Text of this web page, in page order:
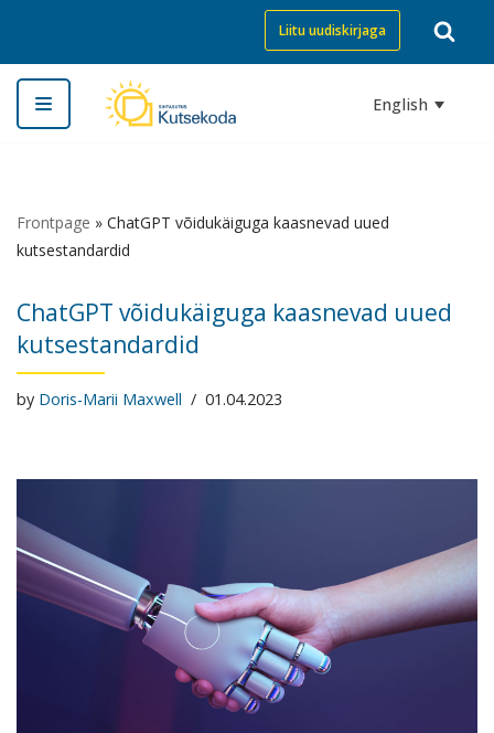
Skip
to
content
Liitu uudiskirjaga
English
Frontpage » ChatGPT võidukäiguga kaasnevad uued
kutsestandardid
ChatGPT võidukäiguga kaasnevad uued
kutsestandardid
by Doris-Marii Maxwell 01.04.2023